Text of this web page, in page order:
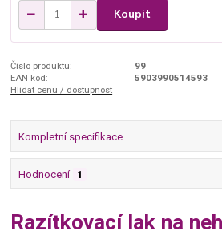
Koupit
Číslo produktu:
99
EAN kód:
5903990514593
Hlídat cenu / dostupnost
Kompletní specifikace
Hodnocení 1
Razítkovací lak na